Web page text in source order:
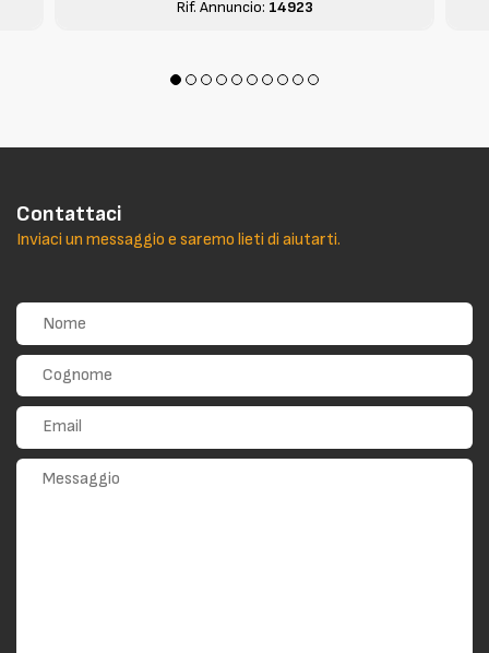
Rif. Annuncio: 14923
Contattaci
Inviaci un messaggio e saremo lieti di aiutarti.